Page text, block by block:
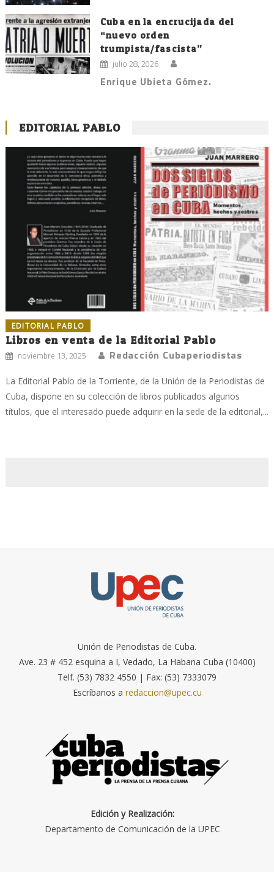
Cuba en la encrucijada del
“nuevo orden
trumpista/fascista”
julio 28, 2026
Enrique Ubieta Gómez.
EDITORIAL PABLO
EDITORIAL PABLO
Libros en venta de la Editorial Pablo
noviembre 13, 2025 Redacción Cubaperiodistas
La Editorial Pablo de la Torriente, de la Unión de la Periodistas de
Cuba, dispone en su colección de libros publicados algunos
títulos, que el interesado puede adquirir en la sede de la editorial,...
Unión de Periodistas de Cuba.
Ave. 23 # 452 esquina a I, Vedado, La Habana Cuba (10400)
Telf. (53) 7832 4550 | Fax: (53) 7333079
Escríbanos a redaccion@upec.cu
Edición y Realización:
Departamento de Comunicación de la UPEC